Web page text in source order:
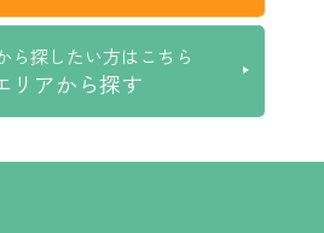
ら探したい方はこちら
リアから探す